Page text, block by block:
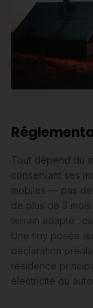
Tout dépend du
conservant ses
mobiles — pas de
de plus de 3
terrain adapté :
Une tiny posée
déclaration
résidence
électricité ou